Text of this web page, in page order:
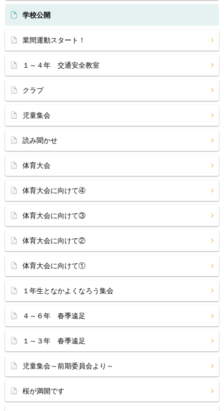
学校公開
業間運動スタート！
１～４年 交通安全教室
クラブ
児童集会
読み聞かせ
体育大会
体育大会に向けて④
体育大会に向けて③
体育大会に向けて②
体育大会に向けて①
１年生となかよくなろう集会
４～６年 春季遠足
１～３年 春季遠足
児童集会～前期委員会より～
桜が満開です